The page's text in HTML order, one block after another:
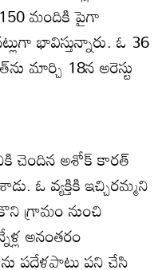
150 మందికి పైగా
భావిస్తున్నారు. ఓ 36
మార్చి 18న అరెస్టు
చెందిన అశోక్‌ కారత్‌
ఓ వ్యక్తికి ఇచ్చిరమ్మని
గ్రామం నుంచి
అనంతరం
పదేళ్లపాటు పని చేసి